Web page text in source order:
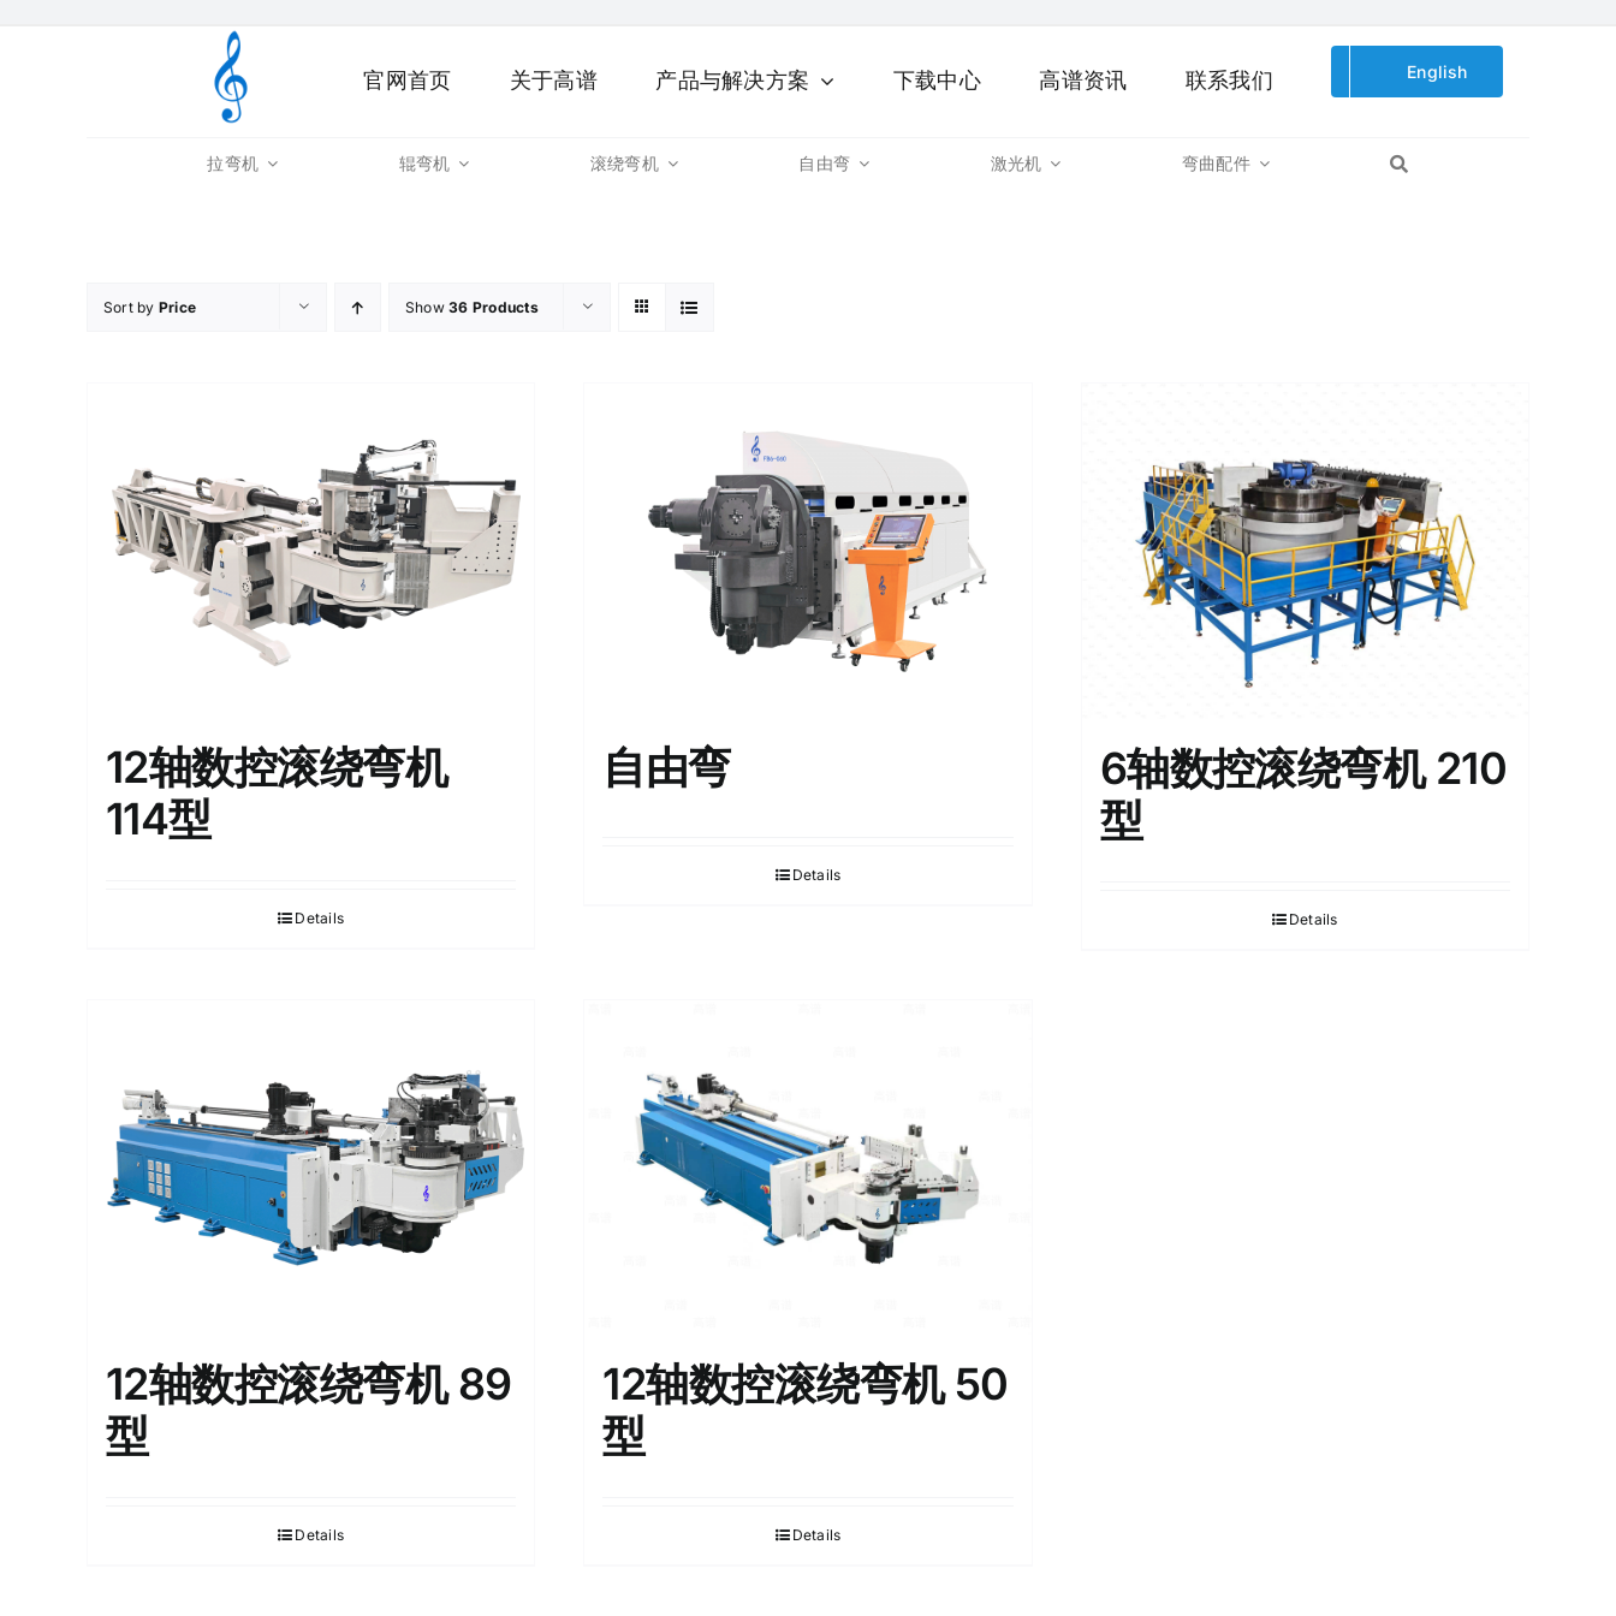
官网首页 关于高谱 产品与解决方案 下载中心 高谱资讯 联系我们 English
拉弯机 辊弯机 滚绕弯机 自由弯 激光机 弯曲配件
Sort by Price Show36 Products
12轴数控滚绕弯机
114型
Details
自由弯
Details
6轴数控滚绕弯机 210
型
Details
12轴数控滚绕弯机 89
型
Details
12轴数控滚绕弯机 50
型
Details